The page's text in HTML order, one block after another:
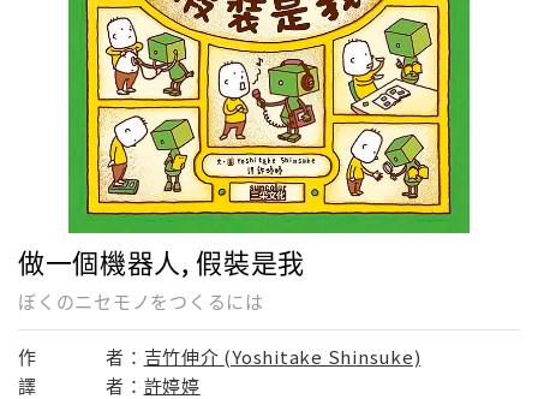
做一個機器人, 假裝是我
ぼくのニセモノをつくるには
作 者： 吉竹伸介 (Yoshitake Shinsuke)
譯
者： 許婷婷